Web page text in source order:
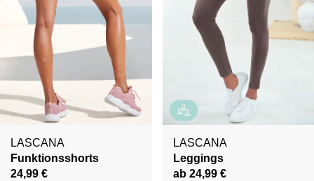
LASCANA
Funktionsshorts
24,99 €
LASCANA
Leggings
ab 24,99 €